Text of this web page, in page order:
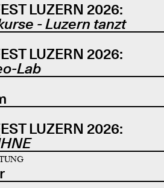
LUZERN 2026:
- Luzern tanzt
LUZERN 2026:
Lab
LUZERN 2026: